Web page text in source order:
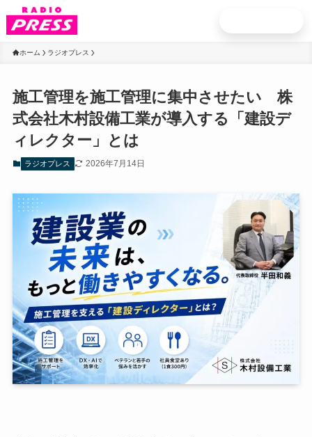
ホーム ラジオプレス
施工管理を施工管理に集中させたい 株
式会社木村設備工業が導入する「建設デ
ィレクター」とは
ラジオプレス 2026年7月14日